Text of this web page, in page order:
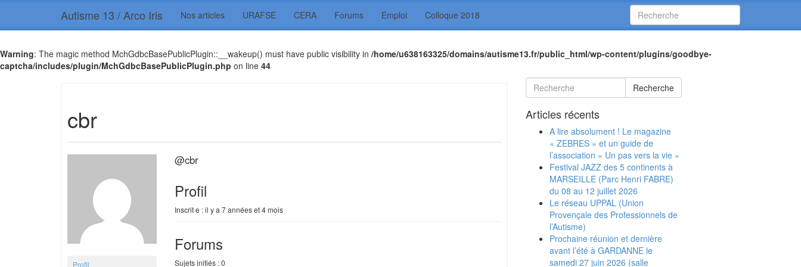
Warning: The magic method MchGdbcBasePublicPlugin::__wakeup() must have public visibility in /home/u638163325/domains/autisme13.fr/public_html/wp-content/plugins/goodbye-
captcha/includes/plugin/MchGdbcBasePublicPlugin.php on line 44
Autisme 13 / Arco Iris Nos articles URAFSE CERA Forums Emploi Colloque 2018
cbr
Profil
@cbr
Profil
Inscrit·e : il y a 7 années et 4 mois
Forums
Sujets initiés : 0
Recherche
Articles récents
A lire absolument ! Le magazine
« ZEBRES » et un guide de
l’association « Un pas vers la vie »
Festival JAZZ des 5 continents à
MARSEILLE (Parc Henri FABRE)
du 08 au 12 juillet 2026
Le réseau UPPAL (Union
Provençale des Professionnels de
l’Autisme)
Prochaine réunion et dernière
avant l’été à GARDANNE le
samedi 27 juin 2026 (salle